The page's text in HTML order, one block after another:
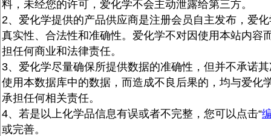
料，未经您的许可，爱化学不会主动泄露给第三方。
2、爱化学提供的产品供应商是注册会员自主发布，爱
真实性、合法性和准确性。爱化学不对因使用本站内容
担任何商业和法律责任。
3、爱化学尽量确保所提供数据的准确性，但并不承诺
使用本数据库中的数据，而造成不良后果的，均与爱化
承担任何相关责任。
4、若是以上化学品信息有误或者不完整，您可以点击“
或完善。